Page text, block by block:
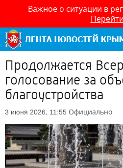
Важное о ситуации в
Перейти
Продолжается
голосование за
благоустройства
3 июня 2026, 11:55 Официально